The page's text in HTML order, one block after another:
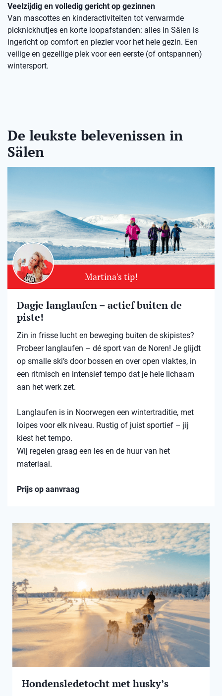
Veelzijdig en volledig gericht op gezinnen
Van mascottes en kinderactiviteiten tot verwarmde
picknickhutjes en korte loopafstanden: alles in Sälen is
ingericht op comfort en plezier voor het hele gezin. Een
veilige en gezellige plek voor een eerste (of ontspannen)
wintersport.
De leukste belevenissen in
Sälen
Martina's tip!
Dagje langlaufen – actief buiten de
piste!
Zin in frisse lucht en beweging buiten de skipistes?
Probeer langlaufen – dé sport van de Noren! Je glijdt
op smalle ski’s door bossen en over open vlaktes, in
een ritmisch en intensief tempo dat je hele lichaam
aan het werk zet.
Langlaufen is in Noorwegen een wintertraditie, met
loipes voor elk niveau. Rustig of juist sportief – jij
kiest het tempo.
Wij regelen graag een les en de huur van het
materiaal.
Prijs op aanvraag
Hondensledetocht met husky’s